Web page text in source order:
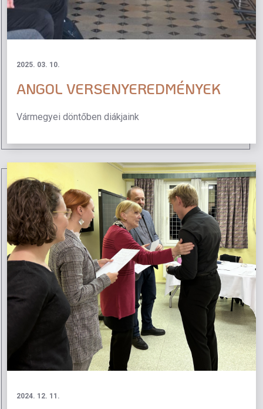
2025. 03. 10.
ANGOL VERSENYEREDMÉNYEK
Vármegyei döntőben diákjaink
2024. 12. 11.